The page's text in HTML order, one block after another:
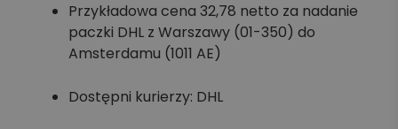
Przykładowa cena 32,78 netto za nadanie
paczki DHL z Warszawy (01-350) do
Amsterdamu (1011 AE)
Dostępni kurierzy: DHL